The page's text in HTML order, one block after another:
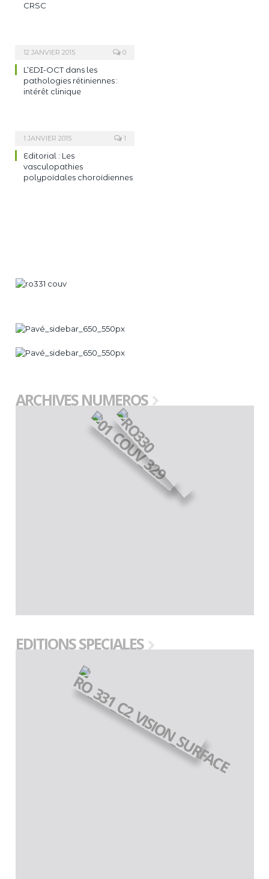
CRSC
12 JANVIER 2015 0
L’EDI-OCT dans les
pathologies rétiniennes :
intérêt clinique
1 JANVIER 2015 1
Editorial : Les
vasculopathies
polypoïdales choroïdiennes
ARCHIVES NUMEROS
EDITIONS SPECIALES